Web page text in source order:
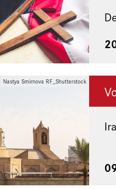
Nastya Smirnova RF_Shutterstock